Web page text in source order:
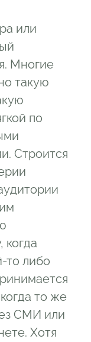
или
Многие
такую
по
Строится
когда
то либо
то же
СМИ или
Хотя